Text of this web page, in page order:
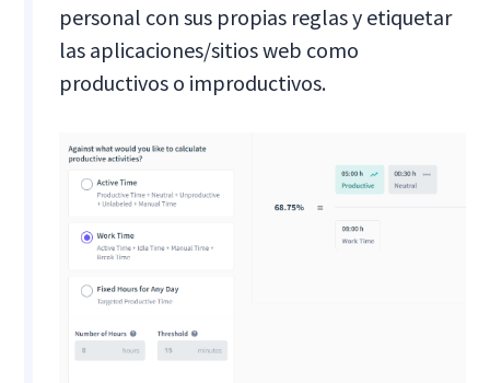
personal con sus propias reglas y etiquetar
las aplicaciones/sitios web como
productivos o improductivos.